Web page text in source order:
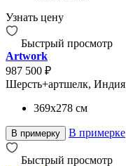
Узнать цену
Быстрый просмотр
Artwork
987 500 ₽
Шерсть+артшелк, Индия
369x278 см
В примерку В примерке
Быстрый просмотр